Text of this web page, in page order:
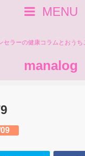
MENU
セラーの健康コラムとおうち
manalog